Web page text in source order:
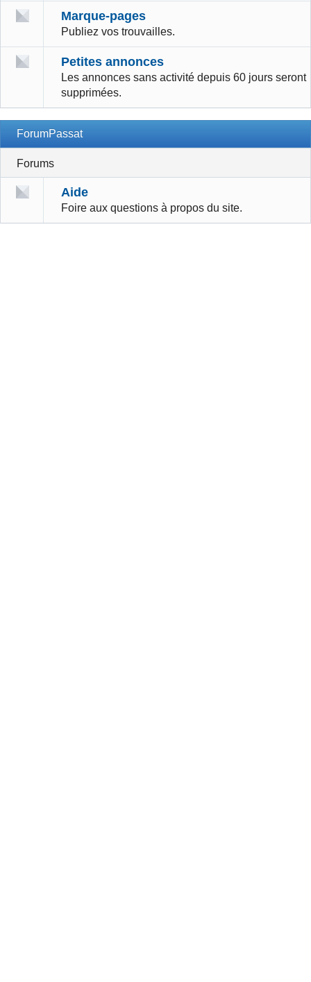
Marque-pages
Publiez vos trouvailles.
Petites annonces
Les annonces sans activité depuis 60 jours seront
supprimées.
ForumPassat
Forums
Aide
Foire aux questions à propos du site.